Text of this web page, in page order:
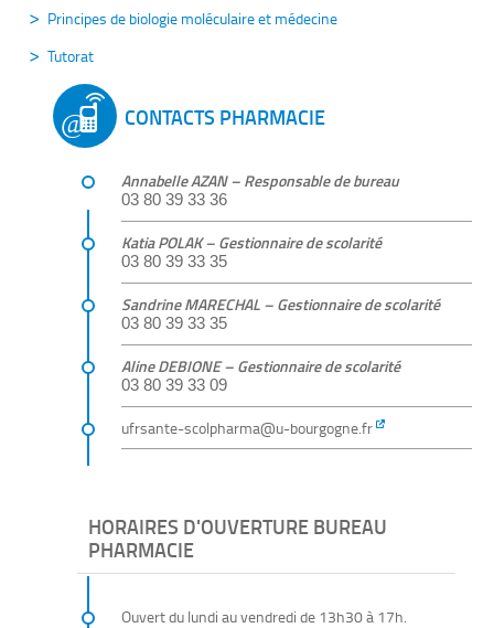
Principes de biologie moléculaire et médecine
Tutorat
CONTACTS PHARMACIE
Annabelle AZAN – Responsable de bureau
03 80 39 33 36
Katia POLAK – Gestionnaire de scolarité
03 80 39 33 35
Sandrine MARECHAL – Gestionnaire de scolarité
03 80 39 33 35
Aline DEBIONE – Gestionnaire de scolarité
03 80 39 33 09
ufrsante-scolpharma@u-bourgogne.fr
HORAIRES D'OUVERTURE BUREAU
PHARMACIE
Ouvert du lundi au vendredi de 13h30 à 17h.